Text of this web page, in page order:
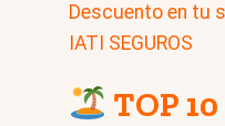
Descuento en tu
IATI SEGUROS
TOP